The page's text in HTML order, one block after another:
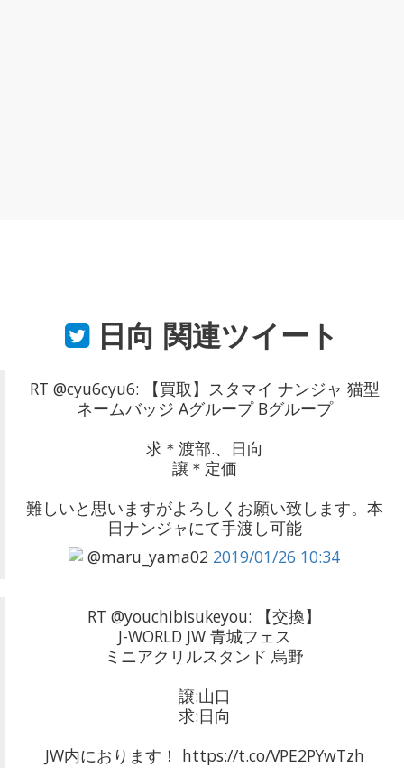
日向 関連ツイート
RT @cyu6cyu6: 【買取】スタマイ ナンジャ 猫型
ネームバッジ Aグループ Bグループ
求＊渡部.、日向
譲＊定価
難しいと思いますがよろしくお願い致します。本
日ナンジャにて手渡し可能
@maru_yama02 2019/01/26 10:34
RT @youchibisukeyou: 【交換】
J-WORLD JW 青城フェス
ミニアクリルスタンド 烏野
譲:山口
求:日向
JW内におります！ https://t.co/VPE2PYwTzh